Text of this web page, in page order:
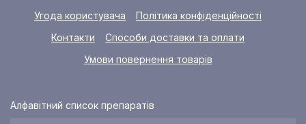
Угода користувача
Політика конфіденційності
Контакти
Способи доставки та оплати
Умови повернення товарів
Алфавітний список препаратів